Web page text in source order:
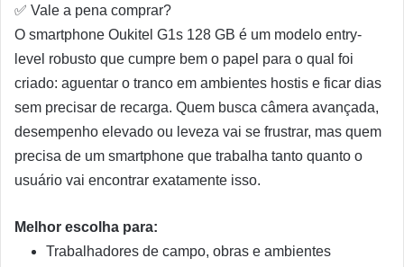
✅ Vale a pena comprar?
O smartphone Oukitel G1s 128 GB é um modelo entry-
level robusto que cumpre bem o papel para o qual foi
criado: aguentar o tranco em ambientes hostis e ficar dias
sem precisar de recarga. Quem busca câmera avançada,
desempenho elevado ou leveza vai se frustrar, mas quem
precisa de um smartphone que trabalha tanto quanto o
usuário vai encontrar exatamente isso.
Melhor escolha para:
Trabalhadores de campo, obras e ambientes